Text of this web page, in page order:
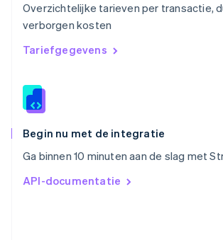
Overzichtelijke tarieven per transactie,
verborgen kosten
Tariefgegevens
Begin nu met de integratie
Ga binnen 10 minuten aan de slag met
API-documentatie
EnglishItaliano
Slowakije
English
Spanje
Thailand
Tsjechië
English
简体中文English
English